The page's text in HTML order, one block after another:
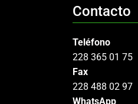
Contacto
Teléfono
228 365 01 75
Fax
228 488 02 97
WhatsApp